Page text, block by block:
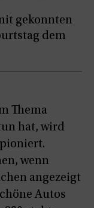
gekonnten
dem
Thema
hat, wird
wenn
angezeigt
Autos